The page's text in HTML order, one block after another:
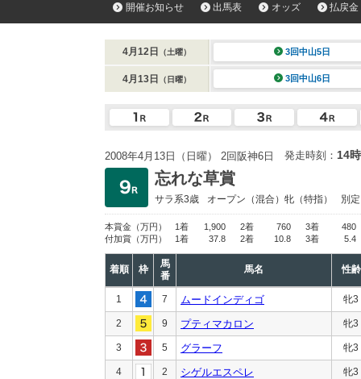
開催お知らせ 出馬表 オッズ 払戻金
4月12日 （土曜） 3回中山5日
4月13日 （日曜） 3回中山6日
2008年4月13日（日曜） 2回阪神6日 発走時刻： 14
忘れな草賞
サラ系3歳 オープン （混合）牝（特指） 別定
本賞金 （万円） 1着 1,900 2着 760 3着
480
付加賞 （万円） 1着 37.8 2着 10.8 3着 5.4
着順 枠
馬
番
馬名 性齢
1 7 ムードインディゴ 牝3
2 9 プティマカロン 牝3
3 5 グラーフ 牝3
4 2 シゲルエスペレ 牝3